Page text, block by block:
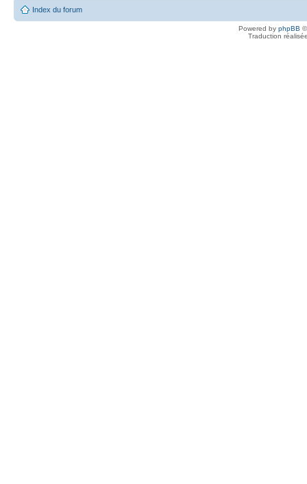
Index du forum
Powered by phpBB
Traduction